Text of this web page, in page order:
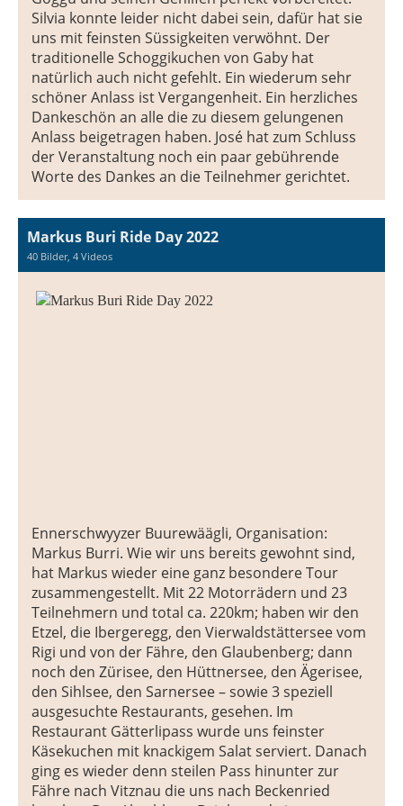
Silvia konnte leider nicht dabei sein, dafür hat sie
uns mit feinsten Süssigkeiten verwöhnt. Der
traditionelle Schoggikuchen von Gaby hat
natürlich auch nicht gefehlt. Ein wiederum sehr
schöner Anlass ist Vergangenheit. Ein herzliches
Dankeschön an alle die zu diesem gelungenen
Anlass beigetragen haben. José hat zum Schluss
der Veranstaltung noch ein paar gebührende
Worte des Dankes an die Teilnehmer gerichtet.
Markus Buri Ride Day 2022
40 Bilder, 4 Videos
Ennerschwyyzer Buurewäägli, Organisation:
Markus Burri. Wie wir uns bereits gewohnt sind,
hat Markus wieder eine ganz besondere Tour
zusammengestellt. Mit 22 Motorrädern und 23
Teilnehmern und total ca. 220km; haben wir den
Etzel, die Ibergeregg, den Vierwaldstättersee vom
Rigi und von der Fähre, den Glaubenberg; dann
noch den Zürisee, den Hüttnersee, den Ägerisee,
den Sihlsee, den Sarnersee – sowie 3 speziell
ausgesuchte Restaurants, gesehen. Im
Restaurant Gätterlipass wurde uns feinster
Käsekuchen mit knackigem Salat serviert. Danach
ging es wieder denn steilen Pass hinunter zur
Fähre nach Vitznau die uns nach Beckenried